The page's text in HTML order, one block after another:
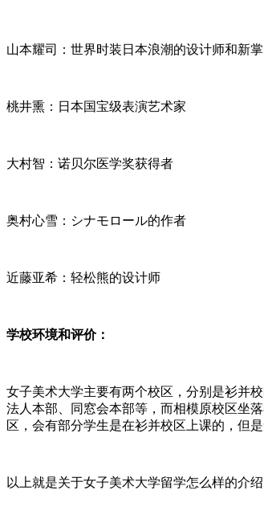
山本耀司：世界时装日本浪潮的设计师和新掌
桃井熏：日本国宝级表演艺术家
大村智：诺贝尔医学奖获得者
奥村心雪：シナモロール的作者
近藤亚希：轻松熊的设计师
学校环境和评价：
女子美术大学主要有两个校区，分别是衫并
法人本部、同窓会本部等，而相模原校区坐
区，会有部分学生是在衫并校区上课的，但
以上就是关于女子美术大学留学怎么样的介